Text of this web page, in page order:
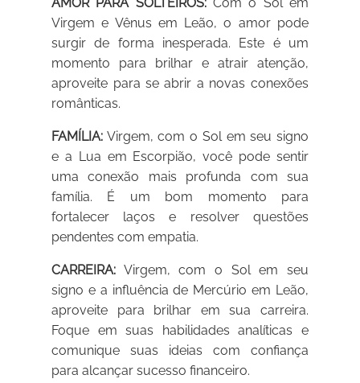
Virgem e Vênus em Leão, o amor pode
surgir de forma inesperada. Este é um
momento para brilhar e atrair atenção,
aproveite para se abrir a novas conexões
românticas.
FAMÍLIA: Virgem, com o Sol em seu signo
e a Lua em Escorpião, você pode sentir
uma conexão mais profunda com sua
família. É um bom momento para
fortalecer laços e resolver questões
pendentes com empatia.
CARREIRA: Virgem, com o Sol em seu
signo e a influência de Mercúrio em Leão,
aproveite para brilhar em sua carreira.
Foque em suas habilidades analíticas e
comunique suas ideias com confiança
para alcançar sucesso financeiro.